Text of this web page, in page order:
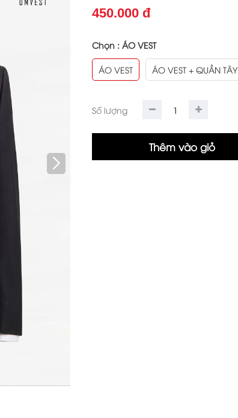
450.000 đ
Chọn : ÁO VEST
ÁO VEST ÁO VEST + QUẦN TÂY
Số lượng